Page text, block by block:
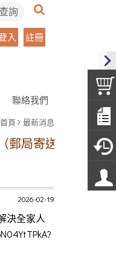
詢
入 註冊
聯絡我們
首頁 最新消息
局寄送） 冷凍
2026-02-19
決全家人